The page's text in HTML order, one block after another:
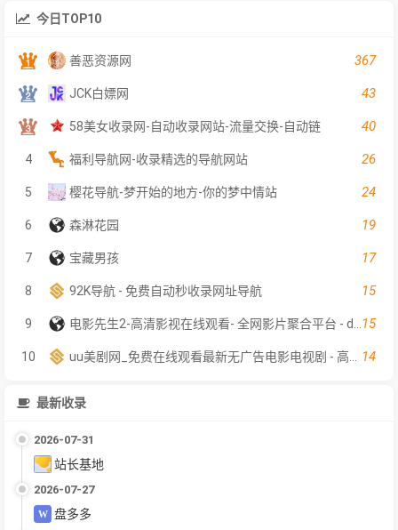
今日TOP10
善恶资源网 367
JCK白嫖网 43
58美女收录网-自动收录网站-流量交换-自动链 40
4 福利导航网-收录精选的导航网站 26
5 樱花导航-梦开始的地方-你的梦中情站 24
6 森淋花园 19
7 宝藏男孩 17
8 92K导航 - 免费自动秒收录网址导航 15
9 15
10 14
最新收录
2026-07-31
站长基地
2026-07-27
盘多多